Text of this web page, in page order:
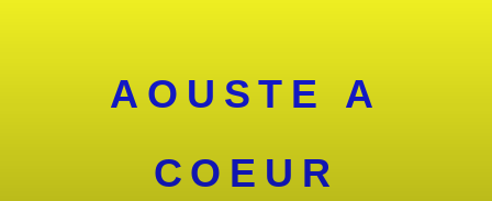
AOUSTE A
COEUR